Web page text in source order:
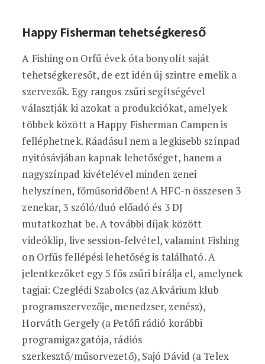
Happy Fisherman tehetségkereső
A Fishing on Orfű évek óta bonyolít saját
tehetségkeresőt, de ezt idén új szintre emelik a
szervezők. Egy rangos zsűri segítségével
választják ki azokat a produkciókat, amelyek
többek között a Happy Fisherman Campen is
felléphetnek. Ráadásul nem a legkisebb színpad
nyitósávjában kapnak lehetőséget, hanem a
nagyszínpad kivételével minden zenei
helyszínen, főműsoridőben! A HFC-n összesen 3
zenekar, 3 szóló/duó előadó és 3 DJ
mutatkozhat be. A további díjak között
videóklip, live session-felvétel, valamint Fishing
on Orfűs fellépési lehetőség is található. A
jelentkezőket egy 5 fős zsűri bírálja el, amelynek
tagjai: Czeglédi Szabolcs (az Akvárium klub
programszervezője, menedzser, zenész),
Horváth Gergely (a Petőfi rádió korábbi
programigazgatója, rádiós
szerkesztő/műsorvezető), Sajó Dávid (a Telex